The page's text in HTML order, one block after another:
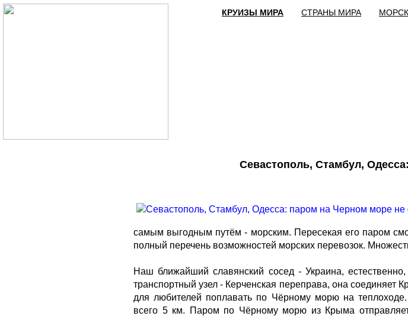
СТРАНЫ МИРА
КРУИЗЫ МИРА
Севастополь, Стамбул,
самым выгодным путём - морским. Пересекая его паром
полный перечень возможностей морских перевозок.
Наш ближайший славянский сосед - Украина,
транспортный узел - Керченская переправа, она
для любителей поплавать по Чёрному морю на
всего 5 км. Паром по Чёрному морю из Крыма